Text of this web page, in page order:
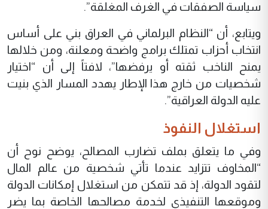
سياسة الصفقات في الغرف المغلقة”.
ويتابع، أن “النظام البرلماني في العراق بني على أساس
انتخاب أحزاب تمتلك برامج واضحة ومعلنة، ومن خلالها
يمنح الناخب ثقته أو يرفضها”، لافتاً إلى أن “اختيار
شخصيات من خارج هذا الإطار يهدد المسار الذي بنيت
عليه الدولة العراقية”.
استغلال النفوذ
وفي ما يتعلق بملف تضارب المصالح، يوضح نوح أن
“المخاوف تتزايد عندما تأتي شخصية من عالم المال
لتقود الدولة، إذ قد تتمكن من استغلال إمكانات الدولة
وموقعها التنفيذي لخدمة مصالحها الخاصة بما يضر